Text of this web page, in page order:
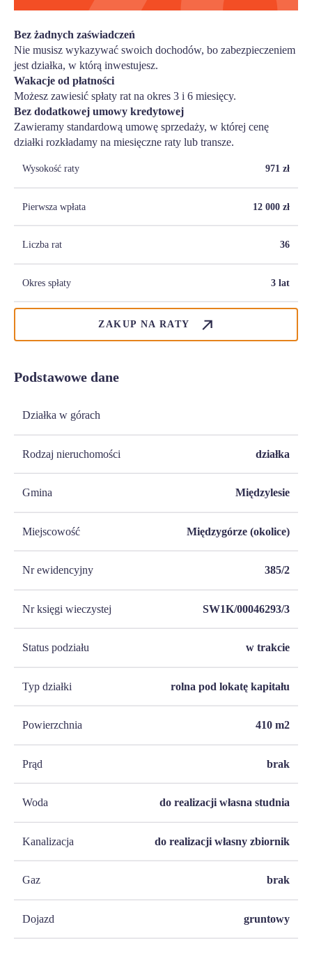
Bez żadnych zaświadczeń
Nie musisz wykazywać swoich dochodów, bo zabezpieczeniem
jest działka, w którą inwestujesz.
Wakacje od płatności
Możesz zawiesić spłaty rat na okres 3 i 6 miesięcy.
Bez dodatkowej umowy kredytowej
Zawieramy standardową umowę sprzedaży, w której cenę
działki rozkładamy na miesięczne raty lub transze.
Wysokość raty 971 zł
Pierwsza wpłata 12 000 zł
Liczba rat 36
Okres spłaty 3 lat
ZAKUP NA RATY
Podstawowe dane
Działka w górach
Rodzaj nieruchomości działka
Gmina Międzylesie
Miejscowość Międzygórze (okolice)
Nr ewidencyjny 385/2
Nr księgi wieczystej SW1K/00046293/3
Status podziału w trakcie
Typ działki rolna pod lokatę kapitału
Powierzchnia 410 m2
Prąd brak
Woda do realizacji własna studnia
Kanalizacja do realizacji własny zbiornik
Gaz brak
Dojazd gruntowy